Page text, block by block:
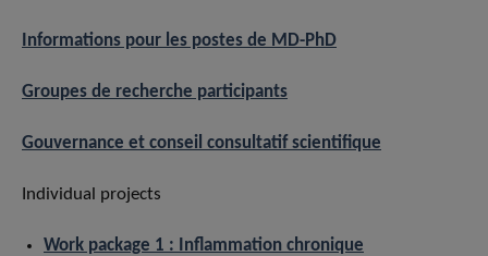
Informations pour les postes de MD-PhD
Groupes de recherche participants
Gouvernance et conseil consultatif scientifique
Individual projects
Work package 1 : Inflammation chronique